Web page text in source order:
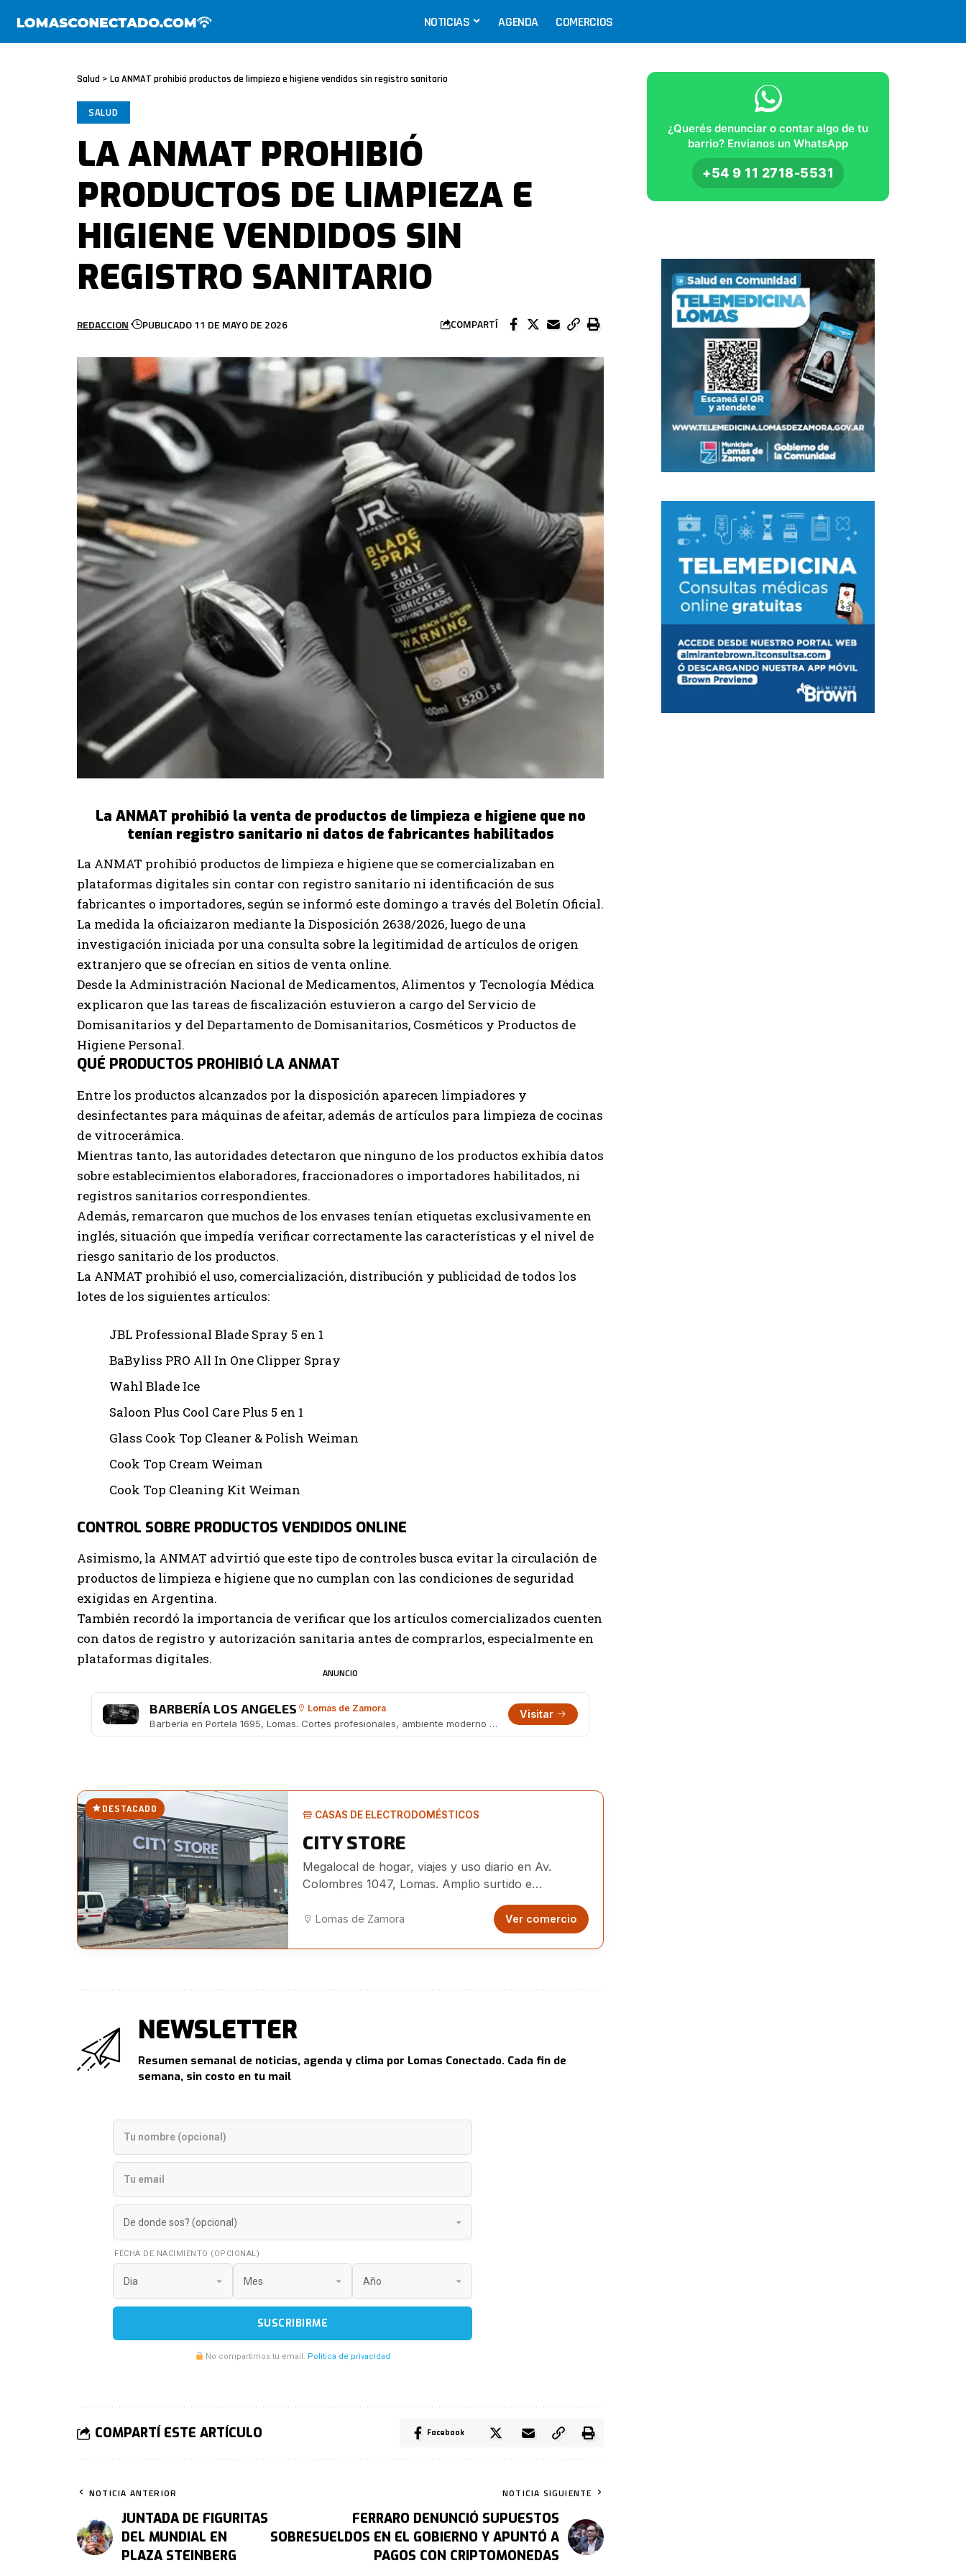
NOTICIAS AGENDA COMERCIOS
Salud > La ANMAT prohibió productos de limpieza e higiene vendidos sin registro sanitario
SALUD
LA ANMAT PROHIBIÓ
PRODUCTOS DE LIMPIEZA E
HIGIENE VENDIDOS SIN
REGISTRO SANITARIO
REDACCION PUBLICADO 11 DE MAYO DE 2026 COMPARTÍ
La ANMAT prohibió la venta de productos de limpieza e higiene que no
tenían registro sanitario ni datos de fabricantes habilitados
La ANMAT prohibió productos de limpieza e higiene que se comercializaban en
plataformas digitales sin contar con registro sanitario ni identificación de sus
fabricantes o importadores, según se informó este domingo a través del Boletín Oficial.
La medida la oficiaizaron mediante la Disposición 2638/2026, luego de una
investigación iniciada por una consulta sobre la legitimidad de artículos de origen
extranjero que se ofrecían en sitios de venta online.
Desde la Administración Nacional de Medicamentos, Alimentos y Tecnología Médica
explicaron que las tareas de fiscalización estuvieron a cargo del Servicio de
Domisanitarios y del Departamento de Domisanitarios, Cosméticos y Productos de
Higiene Personal.
QUÉ PRODUCTOS PROHIBIÓ LA ANMAT
Entre los productos alcanzados por la disposición aparecen limpiadores y
desinfectantes para máquinas de afeitar, además de artículos para limpieza de cocinas
de vitrocerámica.
Mientras tanto, las autoridades detectaron que ninguno de los productos exhibía datos
sobre establecimientos elaboradores, fraccionadores o importadores habilitados, ni
registros sanitarios correspondientes.
Además, remarcaron que muchos de los envases tenían etiquetas exclusivamente en
inglés, situación que impedía verificar correctamente las características y el nivel de
riesgo sanitario de los productos.
La ANMAT prohibió el uso, comercialización, distribución y publicidad de todos los
lotes de los siguientes artículos:
JBL Professional Blade Spray 5 en 1
BaByliss PRO All In One Clipper Spray
Wahl Blade Ice
Saloon Plus Cool Care Plus 5 en 1
Glass Cook Top Cleaner & Polish Weiman
Cook Top Cream Weiman
Cook Top Cleaning Kit Weiman
CONTROL SOBRE PRODUCTOS VENDIDOS ONLINE
Asimismo, la ANMAT advirtió que este tipo de controles busca evitar la circulación de
productos de limpieza e higiene que no cumplan con las condiciones de seguridad
exigidas en Argentina.
También recordó la importancia de verificar que los artículos comercializados cuenten
con datos de registro y autorización sanitaria antes de comprarlos, especialmente en
plataformas digitales.
ANUNCIO
BARBERÍA LOS ANGELES Lomas de Zamora
Barbería en Portela 1695, Lomas. Cortes profesionales, ambiente moderno y turnos online. También en Boedo 482.
Visitar
DESTACADO
CASAS DE ELECTRODOMÉSTICOS
CITY STORE
Megalocal de hogar, viajes y uso diario en Av.
Colombres 1047, Lomas. Amplio surtido e
Lomas de Zamora Ver comercio
NEWSLETTER
Resumen semanal de noticias, agenda y clima por Lomas Conectado. Cada fin de
semana, sin costo en tu mail
FECHA DE NACIMIENTO (OPCIONAL)
SUSCRIBIRME
No compartimos tu email. Politica de privacidad
COMPARTÍ ESTE ARTÍCULO Facebook
NOTICIA ANTERIOR
JUNTADA DE FIGURITAS
DEL MUNDIAL EN
PLAZA STEINBERG
NOTICIA SIGUIENTE
FERRARO DENUNCIÓ SUPUESTOS
SOBRESUELDOS EN EL GOBIERNO Y APUNTÓ A
PAGOS CON CRIPTOMONEDAS
¿Querés denunciar o contar algo de tu
barrio? Envianos un WhatsApp
+54 9 11 2718-5531